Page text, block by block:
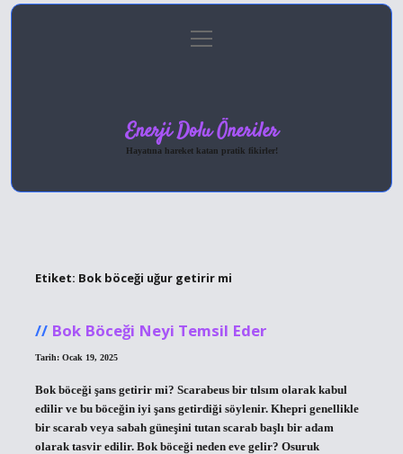
Gizlilik Politikası
menüyü
aç
Enerji Dolu Öneriler
Hayatına hareket katan pratik fikirler!
Etiket: Bok böceği uğur getirir mi
Bok Böceği Neyi Temsil Eder
Tarih: Ocak 19, 2025
Bok böceği şans getirir mi? Scarabeus bir tılsım olarak kabul
edilir ve bu böceğin iyi şans getirdiği söylenir. Khepri genellikle
bir scarab veya sabah güneşini tutan scarab başlı bir adam
olarak tasvir edilir. Bok böceği neden eve gelir? Osuruk